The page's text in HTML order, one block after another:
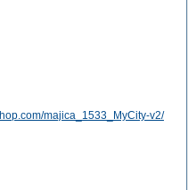
majica_1533_MyCity-v2/